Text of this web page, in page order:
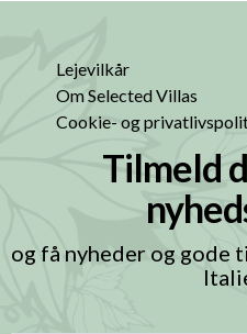
Lejevilkår
Om Selected Villas
Cookie- og
Tilmeld
og få nyheder og gode